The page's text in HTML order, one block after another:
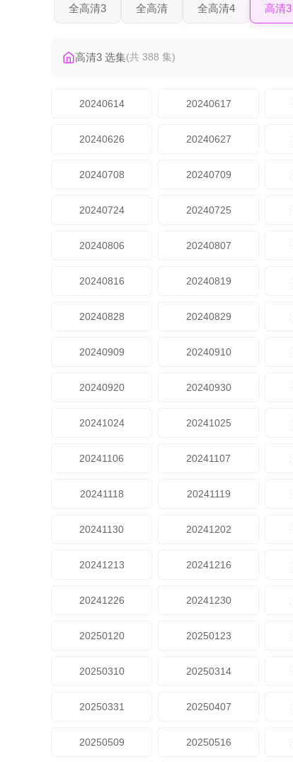
全高清3 全高清 全高清4 高清3
高清3 选集(共 388 集)
20240614 20240617
20240626 20240627
20240708 20240709
20240724 20240725
20240806 20240807
20240816 20240819
20240828 20240829
20240909 20240910
20240920 20240930
20241024 20241025
20241106 20241107
20241118 20241119
20241130 20241202
20241213 20241216
20241226 20241230
20250120 20250123
20250310 20250314
20250331 20250407
20250509 20250516